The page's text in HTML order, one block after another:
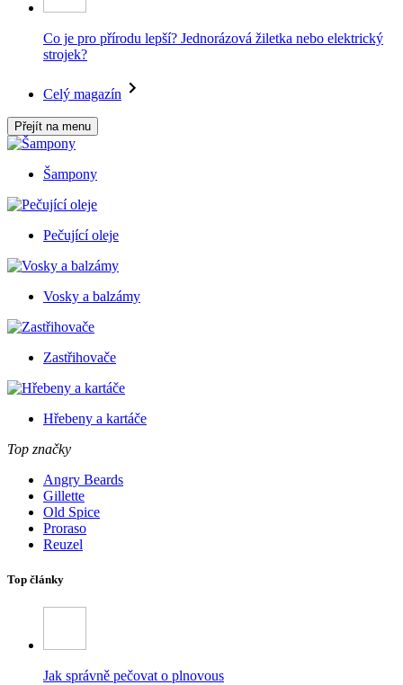
Co je pro přírodu lepší? Jednorázová žiletka nebo elektrický
strojek?
Celý magazín
Přejít na menu
Šampony
Pečující oleje
Vosky a balzámy
Zastřihovače
Hřebeny a kartáče
Top značky
Angry Beards
Gillette
Old Spice
Proraso
Reuzel
Top články
Jak správně pečovat o plnovous